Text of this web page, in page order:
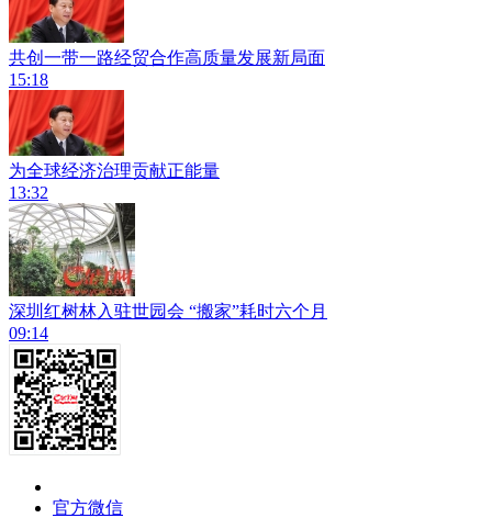
共创一带一路经贸合作高质量发展新局面
15:18
为全球经济治理贡献正能量
13:32
深圳红树林入驻世园会 “搬家”耗时六个月
09:14
官方微信